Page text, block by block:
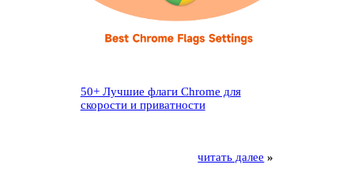
50+ Лучшие флаги Chrome для
скорости и приватности
читать далее »